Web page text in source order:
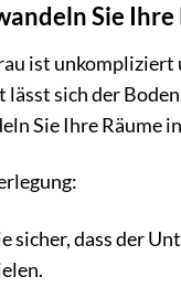
Sie
ist
sich der
Sie Ihre Räume
sicher, dass der